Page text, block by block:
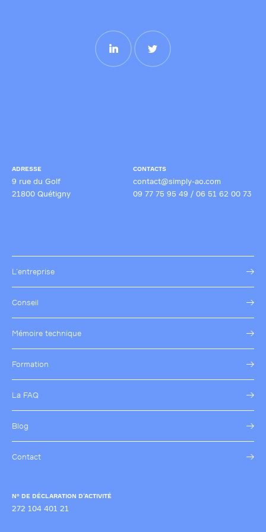
des secteurs techniques ou réglementés.
ADRESSE
9 rue du Golf
21800 Quétigny
CONTACTS
contact@simply-ao.com
09 77 75 95 49 / 06 51 62 00 73
N° DE DÉCLARATION D’ACTIVITÉ
272 104 401 21
L’entreprise
Conseil
Mémoire technique
Formation
La FAQ
Blog
Contact